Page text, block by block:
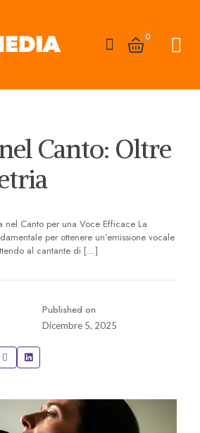
0
Canto: Oltre
nel Canto per una Voce Efficace La
per ottenere un’emissione vocale
al cantante di […]
Published on
Dicembre 5, 2025